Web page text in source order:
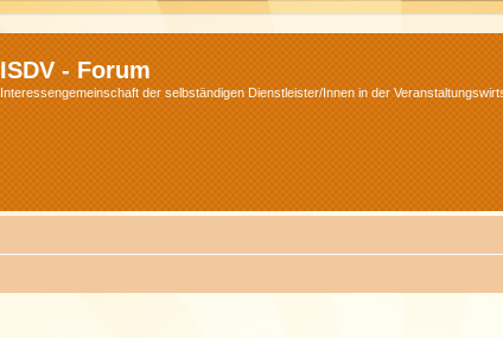
ISDV - Forum
Interessengemeinschaft der selbständigen Dienstleister/Innen in der